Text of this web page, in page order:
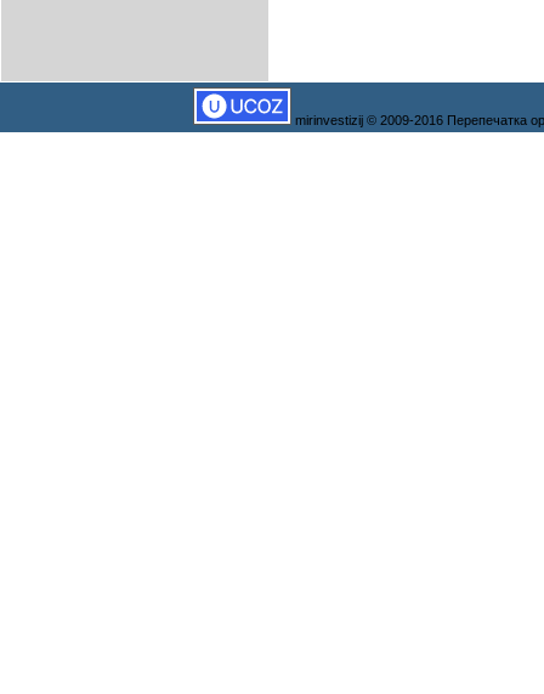
mirinvestizij © 2009-2016 Перепечатка